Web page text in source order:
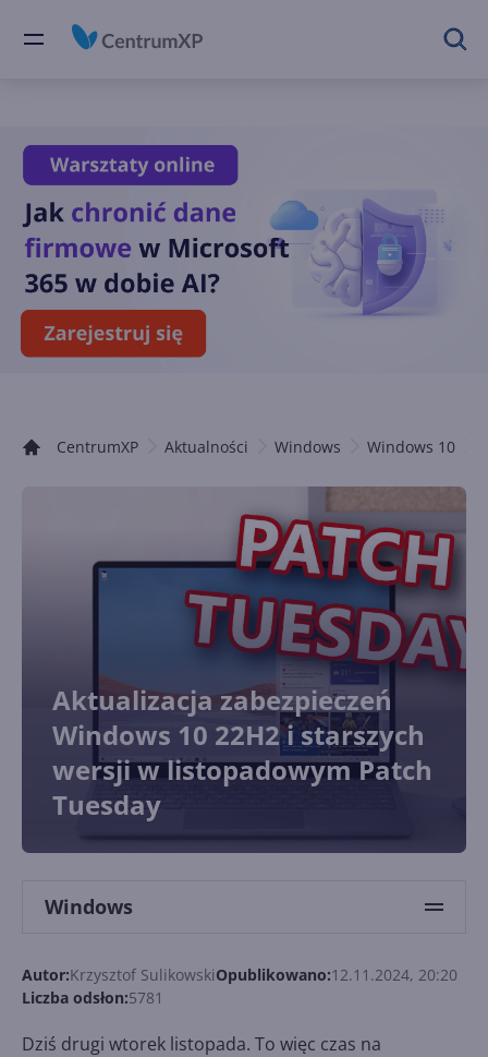
CentrumXP Aktualności Windows Windows 10
Aktualizacja zabezpieczeń
Windows 10 22H2 i starszych
wersji w listopadowym Patch
Tuesday
Windows
Autor:Krzysztof SulikowskiOpublikowano:12.11.2024, 20:20
Liczba odsłon:5781
Dziś drugi wtorek listopada. To więc czas na